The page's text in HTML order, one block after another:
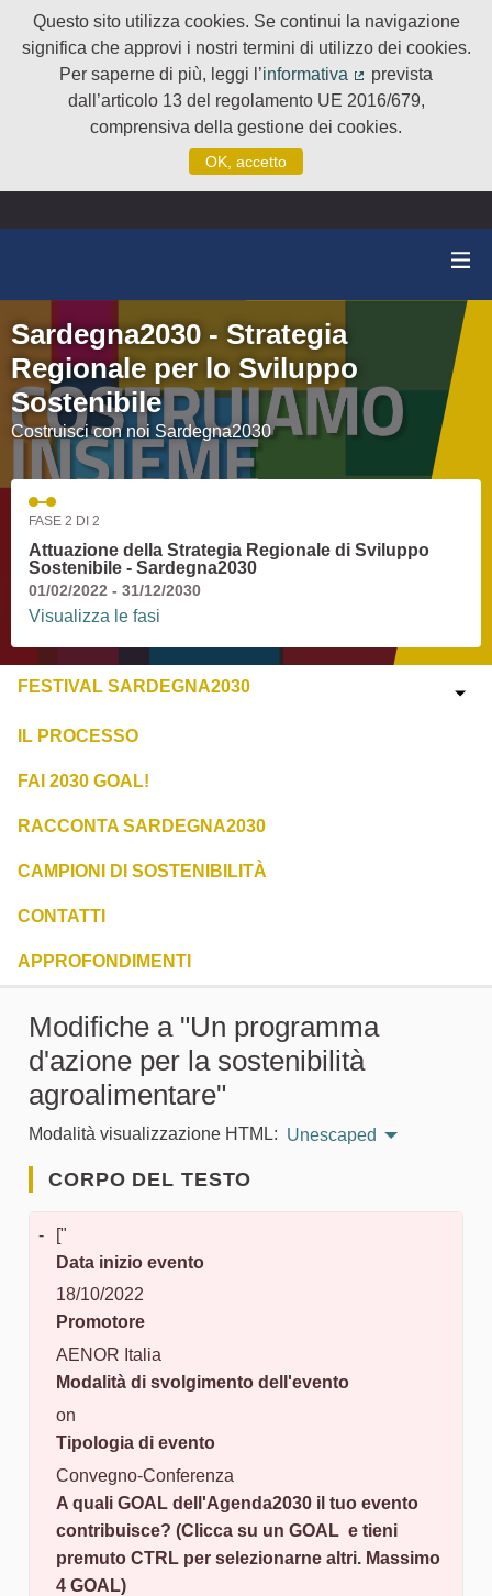
Questo sito utilizza cookies. Se continui la navigazione
significa che approvi i nostri termini di utilizzo dei cookies.
Per saperne di più, leggi l’informativa
(Collegamento
prevista
dall’articolo 13 del regolamento UE 2016/679,
comprensiva della gestione dei cookies.
OK, accetto
Sardegna2030 - Strategia
Regionale per lo Sviluppo
Sostenibile
Costruisci con noi Sardegna2030
FASE 2 DI 2
Attuazione della Strategia Regionale di Sviluppo
Sostenibile - Sardegna2030
01/02/2022 - 31/12/2030
Visualizza le fasi
FESTIVAL SARDEGNA2030
IL PROCESSO
FAI 2030 GOAL!
RACCONTA SARDEGNA2030
CAMPIONI DI SOSTENIBILITÀ
CONTATTI
APPROFONDIMENTI
Modifiche a "Un programma
d'azione per la sostenibilità
agroalimentare"
Modalità visualizzazione HTML: Unescaped
CORPO DEL TESTO
-
["
Data inizio evento
18/10/2022
Promotore
AENOR Italia
Modalità di svolgimento dell'evento
on
Tipologia di evento
Convegno-Conferenza
A quali GOAL dell'Agenda2030 il tuo evento
contribuisce? (Clicca su un GOAL e tieni
premuto CTRL per selezionarne altri. Massimo
4 GOAL)